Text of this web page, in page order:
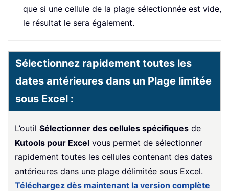
que si une cellule de la plage sélectionnée est vide,
le résultat le sera également.
Sélectionnez rapidement toutes les
dates antérieures dans un Plage limitée
sous Excel :
L’outil Sélectionner des cellules spécifiques de
Kutools pour Excel vous permet de sélectionner
rapidement toutes les cellules contenant des dates
antérieures dans une plage délimitée sous Excel.
Téléchargez dès maintenant la version complète